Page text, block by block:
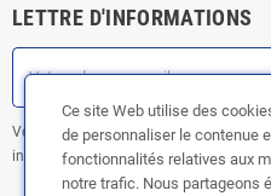
LETTRE D'INFORMATIONS
Vous pouvez vous désinscrire à tout
informations de contact dans les
Ce site Web utilise des
de personnaliser le contenue
fonctionnalités relatives aux
notre trafic. Nous partageons